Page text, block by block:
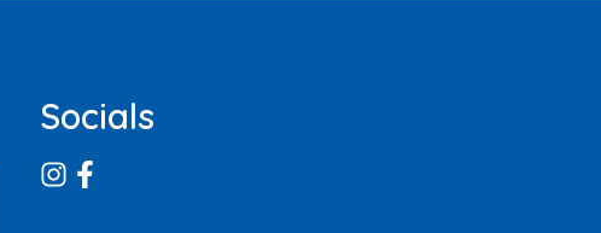
Socials